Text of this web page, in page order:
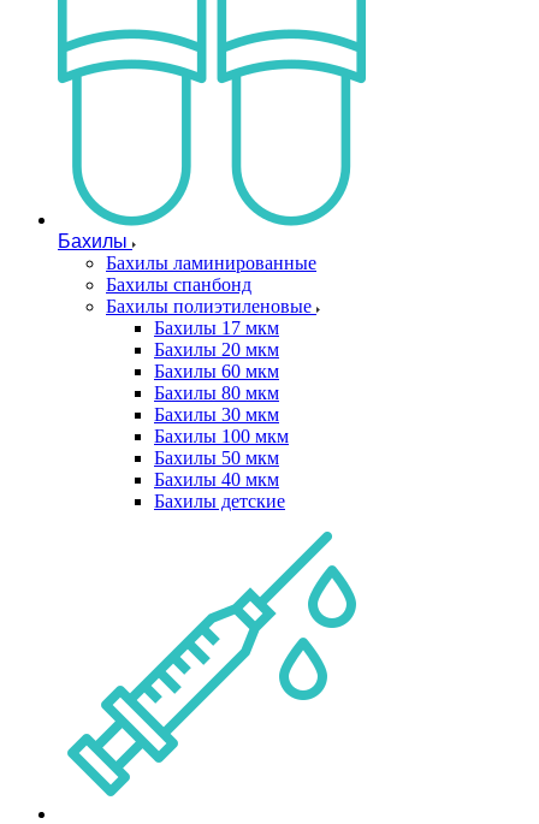
Бахилы
Бахилы ламинированные
Бахилы спанбонд
Бахилы полиэтиленовые
Бахилы 17 мкм
Бахилы 20 мкм
Бахилы 60 мкм
Бахилы 80 мкм
Бахилы 30 мкм
Бахилы 100 мкм
Бахилы 50 мкм
Бахилы 40 мкм
Бахилы детские